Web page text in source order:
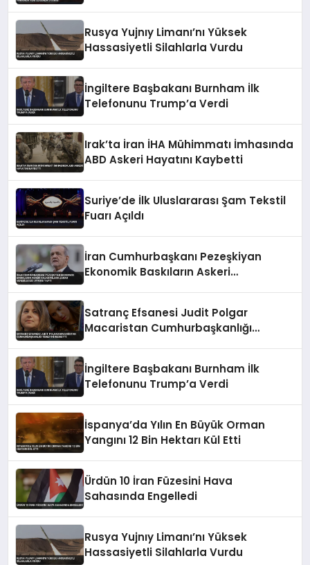
Rusya Yujnıy Limanı’nı Yüksek
Hassasiyetli Silahlarla Vurdu
İngiltere Başbakanı Burnham İlk
Telefonunu Trump’a Verdi
Irak’ta İran İHA Mühimmatı İmhasında
ABD Askeri Hayatını Kaybetti
Suriye’de İlk Uluslararası Şam Tekstil
Fuarı Açıldı
İran Cumhurbaşkanı Pezeşkiyan
Ekonomik Baskıların Askeri
Satranç Efsanesi Judit Polgar
Macaristan Cumhurbaşkanlığı
İngiltere Başbakanı Burnham İlk
Telefonunu Trump’a Verdi
İspanya’da Yılın En Büyük Orman
Yangını 12 Bin Hektarı Kül Etti
Ürdün 10 İran Füzesini Hava
Sahasında Engelledi
Rusya Yujnıy Limanı’nı Yüksek
Hassasiyetli Silahlarla Vurdu